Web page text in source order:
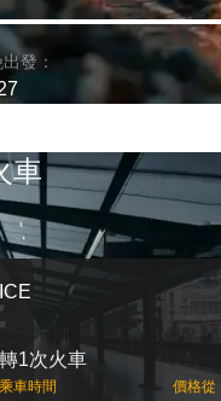
發：
車
ICE
轉1次火車
乘車時間 價格從